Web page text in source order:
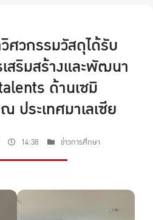
ศวกรรมวัสดุได้รับ
สริมสร้างและพัฒนา
ด้านเซมิ
ประเทศมาเลเซีย
14:38 ข่าวการศึกษา